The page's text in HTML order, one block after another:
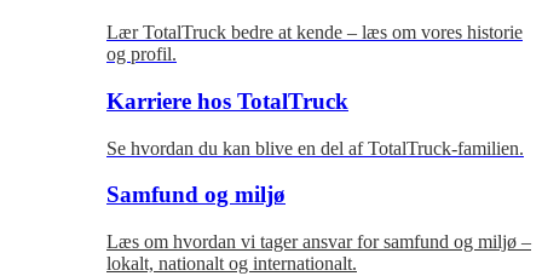
Lær TotalTruck bedre at kende – læs om vores historie
og profil.
Karriere hos TotalTruck
Se hvordan du kan blive en del af TotalTruck-familien.
Samfund og miljø
Læs om hvordan vi tager ansvar for samfund og miljø –
lokalt, nationalt og internationalt.